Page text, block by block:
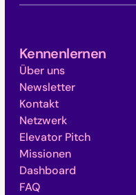
Kennenlernen
Über uns
Newsletter
Kontakt
Netzwerk
Elevator Pitch
Missionen
Dashboard
FAQ